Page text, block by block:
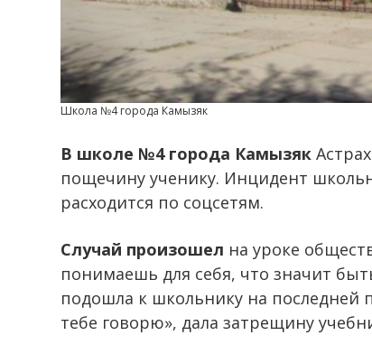
Школа №4 города Камызяк
В школе №4 города Камызяк
пощечину ученику. Инцидент
расходится по соцсетям.
Случай произошел на уроке
понимаешь для себя, что значит
подошла к школьнику на последней
тебе говорю», дала затрещину